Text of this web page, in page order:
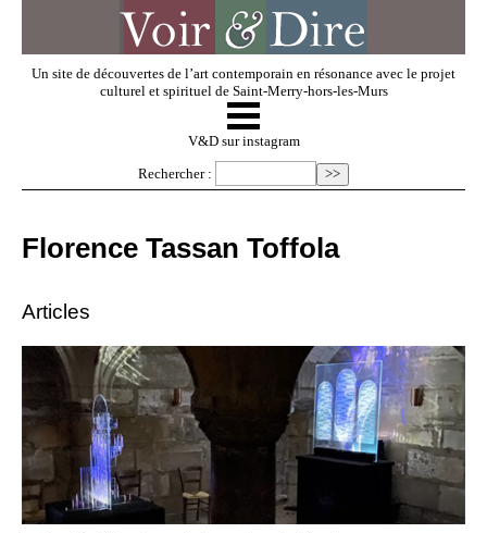
Un site de découvertes de l’art contemporain en résonance avec le projet
culturel et spirituel de Saint-Merry-hors-les-Murs
V & D
Regarder
Dossiers
Événements
☰
V&D sur instagram
Rechercher :
Florence Tassan Toffola
Articles